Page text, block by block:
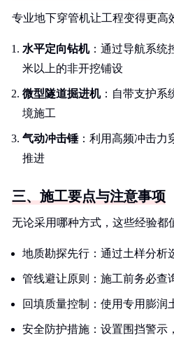
专业地下穿管机让工程变得更高
水平定向钻机：通过导航系统
米以上的非开挖铺设
微型隧道掘进机：自带支护系
境施工
气动冲击锤：利用高频冲击力
推进
三、施工要点与注意事项
无论采用哪种方式，这些经验都
地质勘探先行：通过土样分析
管线避让原则：施工前务必查
回填质量控制：使用专用膨润
安全防护措施：设置围挡警示